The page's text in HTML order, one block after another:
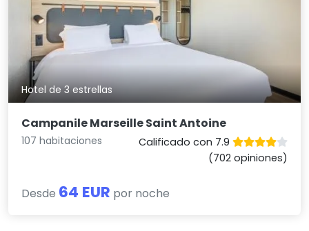
Hotel de 3 estrellas
Campanile Marseille Saint Antoine
107 habitaciones
Calificado con 7.9
(702 opiniones)
Desde 64 EUR por noche